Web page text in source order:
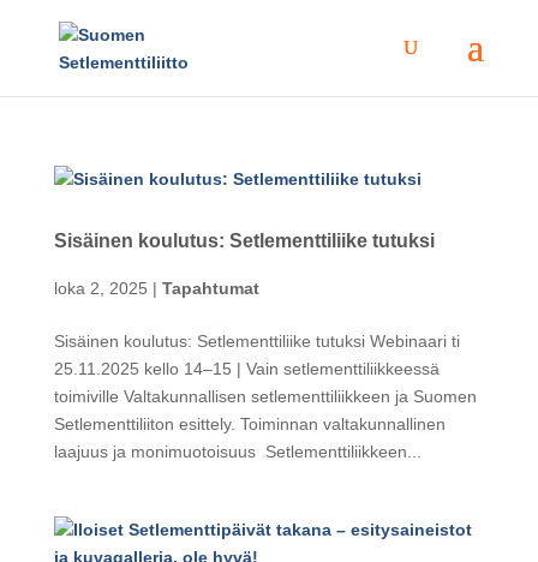
Sisäinen koulutus: Setlementtiliike tutuksi
loka 2, 2025 | Tapahtumat
Sisäinen koulutus: Setlementtiliike tutuksi Webinaari ti
25.11.2025 kello 14–15 | Vain setlementtiliikkeessä
toimiville Valtakunnallisen setlementtiliikkeen ja Suomen
Setlementtiliiton esittely. Toiminnan valtakunnallinen
laajuus ja monimuotoisuus Setlementtiliikkeen...